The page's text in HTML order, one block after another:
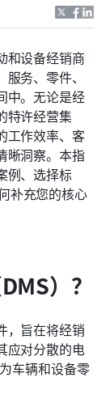
和设备经销商
务、零件、
中。无论是经
特许经营集
工作效率、客
晰洞察。本指
例、选择标
补充您的核心
）？
，旨在将经销
应对分散的电
车辆和设备零